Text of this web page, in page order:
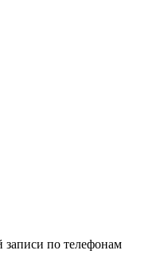
записи по телефонам